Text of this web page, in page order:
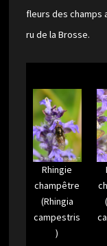
fleurs des champs
ru de la Brosse.
Rhingie
champêtre
(Rhingia
campestris
)